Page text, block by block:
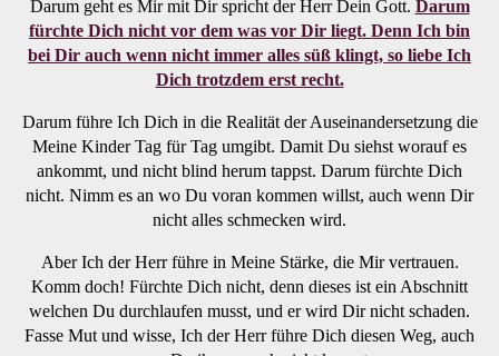
Darum geht es Mir mit Dir spricht der Herr Dein Gott. Darum
fürchte Dich nicht vor dem was vor Dir liegt. Denn Ich bin
bei Dir auch wenn nicht immer alles süß klingt, so liebe Ich
Dich trotzdem erst recht.
Darum führe Ich Dich in die Realität der Auseinandersetzung die
Meine Kinder Tag für Tag umgibt. Damit Du siehst worauf es
ankommt, und nicht blind herum tappst. Darum fürchte Dich
nicht. Nimm es an wo Du voran kommen willst, auch wenn Dir
nicht alles schmecken wird.
Aber Ich der Herr führe in Meine Stärke, die Mir vertrauen.
Komm doch! Fürchte Dich nicht, denn dieses ist ein Abschnitt
welchen Du durchlaufen musst, und er wird Dir nicht schaden.
Fasse Mut und wisse, Ich der Herr führe Dich diesen Weg, auch